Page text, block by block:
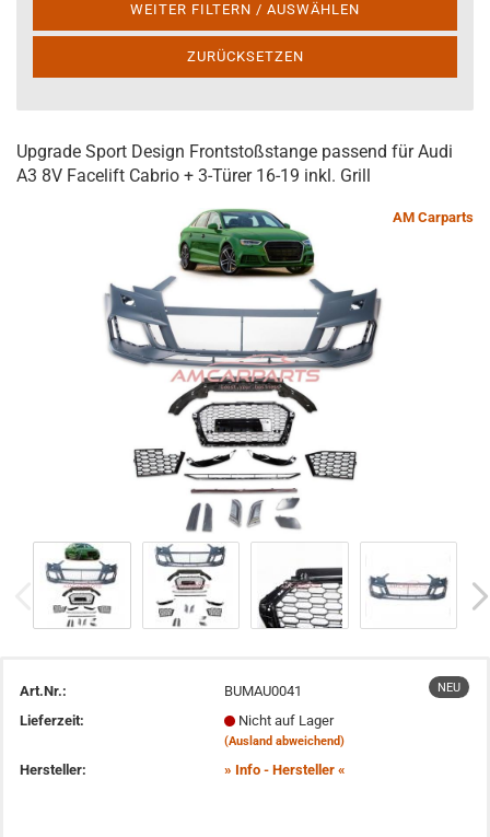
WEITER FILTERN / AUSWÄHLEN
ZURÜCKSETZEN
Upgrade Sport Design Frontstoßstange passend für Audi
A3 8V Facelift Cabrio + 3-Türer 16-19 inkl. Grill
AM Carparts
NEU
Art.Nr.:
BUMAU0041
Lieferzeit:
Nicht auf Lager
(Ausland abweichend)
Hersteller: » Info - Hersteller «